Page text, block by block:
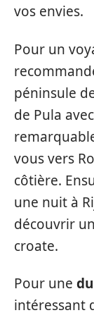
vos envies.
Pour un
péninsule
de Pula
vous vers
côtière.
une nuit à
découvrir
croate.
Pour une
intéressant